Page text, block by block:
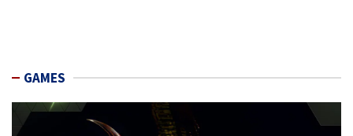
GAMES